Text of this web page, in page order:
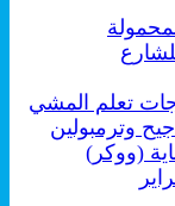
تعلم المشي
وترمبولين
(ووكر)